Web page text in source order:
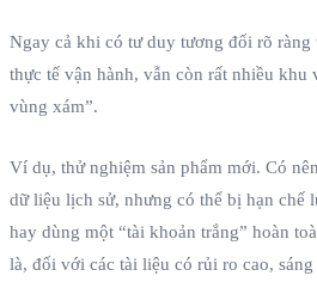
Ngay cả khi có tư duy tương đối rõ
thực tế vận hành, vẫn còn rất nhiều khu
vùng xám”.
Ví dụ, thử nghiệm sản phẩm mới. Có
dữ liệu lịch sử, nhưng có thể bị hạn chế
hay dùng một “tài khoản trắng” hoàn
là, đối với các tài liệu có rủi ro cao,